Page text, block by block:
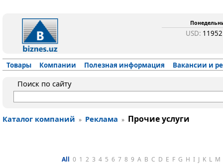
USD:
Товары Компании Полезная информация Вакансии и
Поиск по сайту
Каталог компаний » Реклама » Прочие услуги
All 0 1 2 3 4 5 6 7 8 9 A B C D E F G H I J K L M